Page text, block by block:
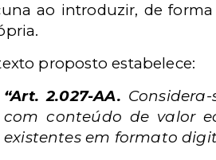
ao introduzir, de
proposto estabelece:
“Art. 2.027-AA.
com conteúdo de valor
existentes em formato